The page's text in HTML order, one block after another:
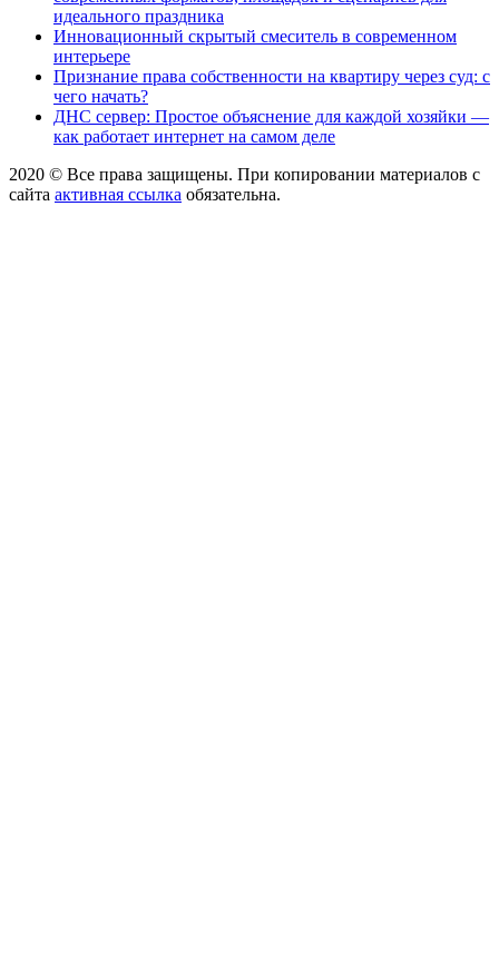
идеального праздника
Инновационный скрытый смеситель в современном
интерьере
Признание права собственности на квартиру через суд: с
чего начать?
ДНС сервер: Простое объяснение для каждой хозяйки —
как работает интернет на самом деле
2020 © Все права защищены. При копировании материалов с
сайта активная ссылка обязательна.